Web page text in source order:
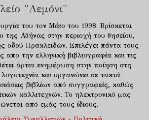
"Λεμόνι"
του τον Μάιο του 1998. Βρίσκεται
της Αθήνας στην περιοχή του θησείου,
οδού Ηρακλειδών. Επιλέγει πάντα τους
απο την ελληνική βιβλιογραφία και τις
άρτια ενημέρωση στην ποίηση στη
και οργανώνει σε τακτά
βιβλίων από συγγραφείς, καθώς
καλλιτεχνών. Το ηλεκτρονικό μας
από εμάς τους ίδιους.